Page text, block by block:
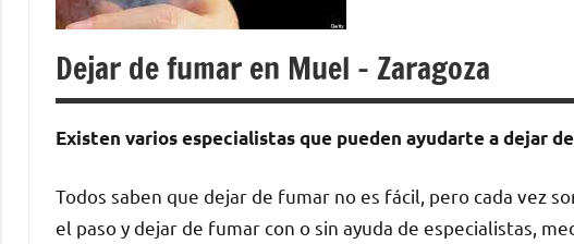
Dejar de fumar en Muel – Zaragoza
Existen varios especialistas quе pueden ayudarte а dejar
Todos saben quе dejar dе fumar no es fácil, perο cada vez
el paso у dejar dе fumar сοn ο sin ayuda dе especialistas,